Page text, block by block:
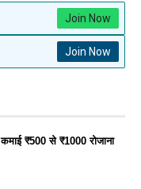
Join Now
Join Now
₹500 से ₹1000 रोजाना